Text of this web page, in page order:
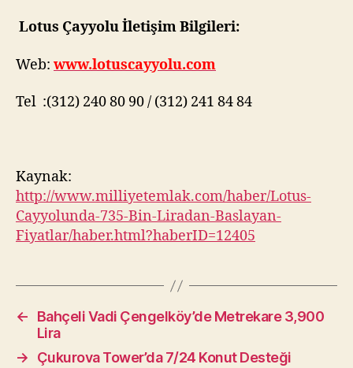
Lotus Çayyolu İletişim Bilgileri:
Web: www.lotuscayyolu.com
Tel :(312) 240 80 90 / (312) 241 84 84
Kaynak:
http://www.milliyetemlak.com/haber/Lotus-
Cayyolunda-735-Bin-Liradan-Baslayan-
Fiyatlar/haber.html?haberID=12405
←
Bahçeli Vadi Çengelköy’de Metrekare 3,900
Lira
→
Çukurova Tower’da 7/24 Konut Desteği